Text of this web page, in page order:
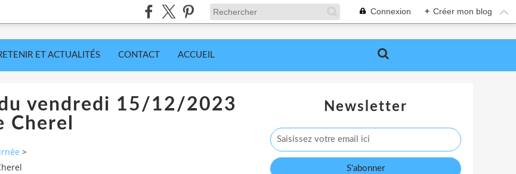
Connexion + Créer mon blog
ET ACTUALITÉS CONTACT ACCUEIL
vendredi 15/12/2023
Cherel
>
Newsletter